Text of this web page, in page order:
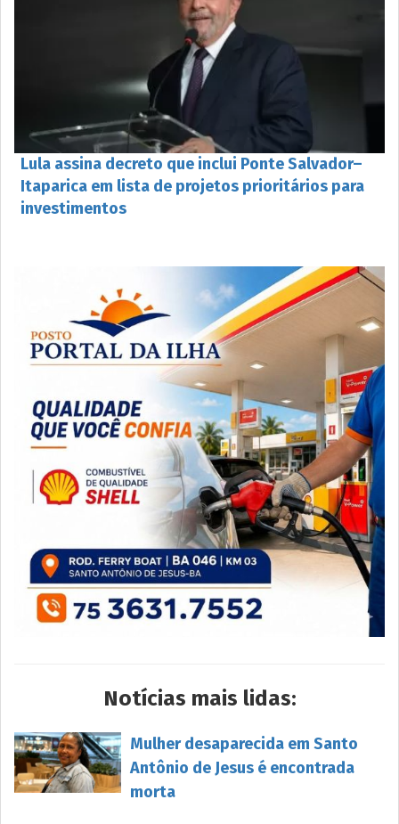
Lula assina decreto que inclui Ponte Salvador–
Itaparica em lista de projetos prioritários para
investimentos
Notícias mais lidas:
Mulher desaparecida em Santo
Antônio de Jesus é encontrada
morta